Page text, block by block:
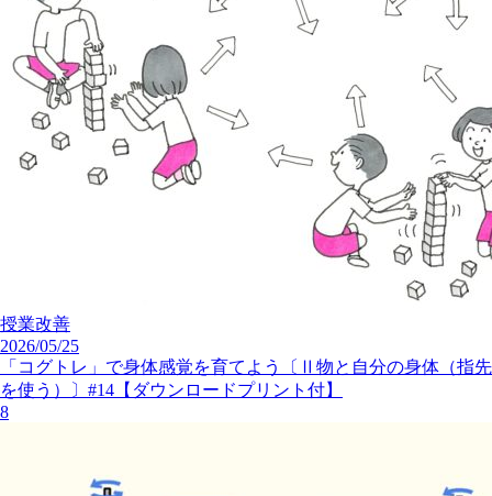
授業改善
2026/05/25
「コグトレ」で身体感覚を育てよう〔Ⅱ物と自分の身体（指先
を使う）〕#14【ダウンロードプリント付】
8